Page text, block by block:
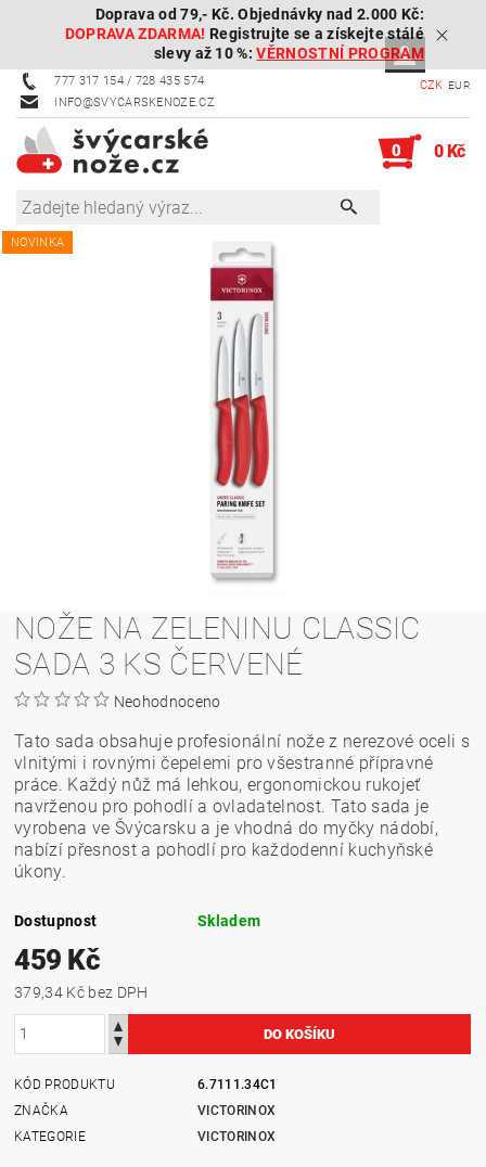
Doprava od 79,- Kč. Objednávky nad 2.000 Kč:
DOPRAVA ZDARMA! Registrujte se a získejte stálé
slevy až 10 %:VĚRNOSTNÍ PROGRAM
777 317 154 / 728 435 574
INFO@SVYCARSKENOZE.CZ
CZK EUR
0 0 Kč
NOVINKA
NOŽE NA ZELENINU CLASSIC
SADA 3 KS ČERVENÉ
Neohodnoceno
Tato sada obsahuje profesionální nože z nerezové oceli s
vlnitými i rovnými čepelemi pro všestranné přípravné
práce. Každý nůž má lehkou, ergonomickou rukojeť
navrženou pro pohodlí a ovladatelnost. Tato sada je
vyrobena ve Švýcarsku a je vhodná do myčky nádobí,
nabízí přesnost a pohodlí pro každodenní kuchyňské
úkony.
Dostupnost Skladem
459 Kč
379,34 Kč bez DPH
KÓD PRODUKTU
6.7111.34C1
ZNAČKA
VICTORINOX
KATEGORIE
VICTORINOX